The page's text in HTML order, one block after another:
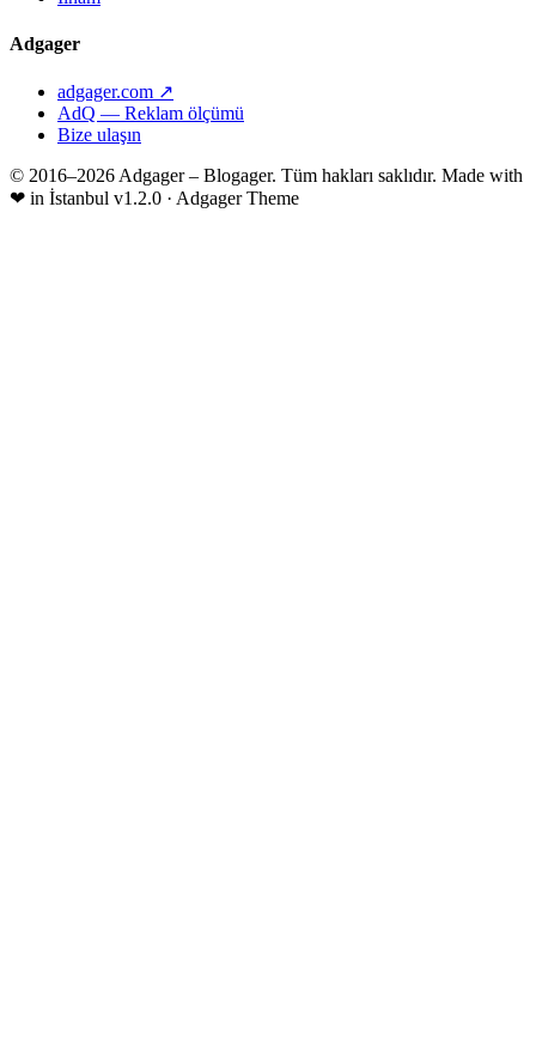
Adgager
adgager.com ↗
AdQ — Reklam ölçümü
Bize ulaşın
© 2016–2026 Adgager – Blogager. Tüm hakları saklıdır. Made with
❤ in İstanbul v1.2.0 · Adgager Theme